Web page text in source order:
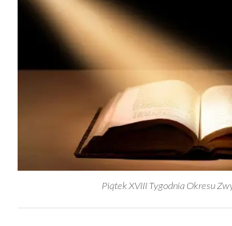
Piątek XVIII Tygodnia Okresu